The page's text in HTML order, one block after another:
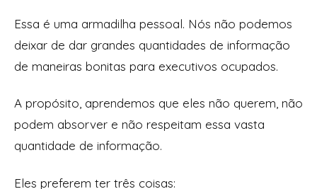
Essa é uma armadilha pessoal. Nós não podemos
deixar de dar grandes quantidades de informação
de maneiras bonitas para executivos ocupados.
A propósito, aprendemos que eles não querem, não
podem absorver e não respeitam essa vasta
quantidade de informação.
Eles preferem ter três coisas: